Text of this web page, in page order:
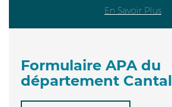
En Savoir Plus
Formulaire APA du
département Cantal